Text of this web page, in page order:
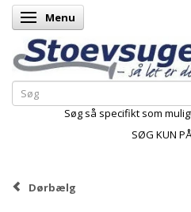
Skifte navigation
Menu
Søg så specifikt som
SØG KUN
Dørbælg